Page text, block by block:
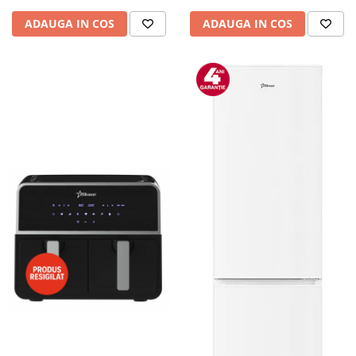
Camere auto
Baterii
Console & Jocuri
Accesorii console & PC
Birouri gaming
Console Hardware
Ochelari VR Gaming
Scaune gaming
Console Jocuri
ADAUGA IN COS ADAUGA IN COS